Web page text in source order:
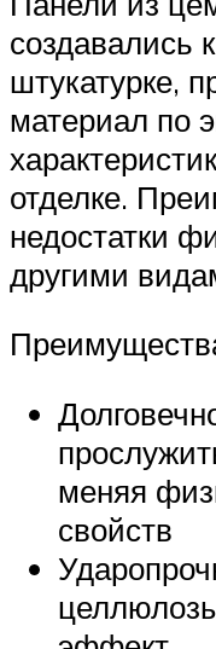
создавались
штукатурке,
материал по
отделке.
недостатки
другими
меняя
свойств